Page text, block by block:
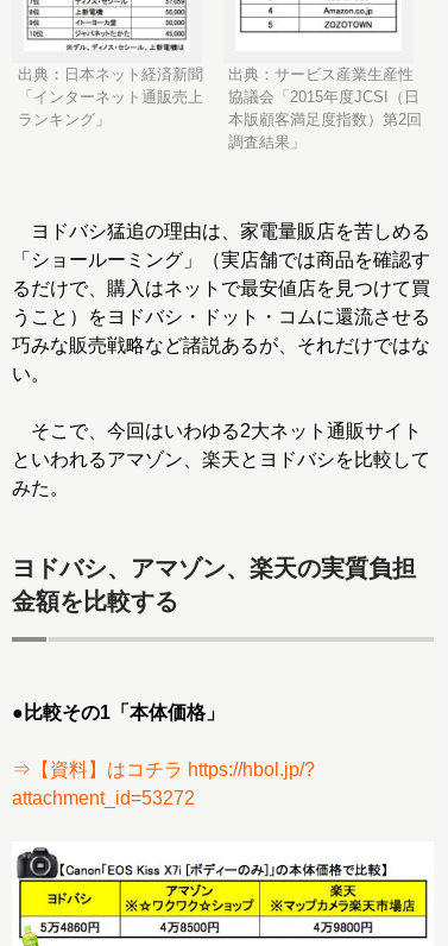
出典：日本ネット経済新聞
「インターネット通販売上
ランキング」
出典：サービス産業生産性
協議会「2015年度JCSI（日
本版顧客満足度指数）第2回
調査結果」
ヨドバシ猛追の理由は、家電量販店を苦しめる
「ショールーミング」（実店舗では商品を確認す
るだけで、購入はネットで最安値店を見つけて買
うこと）をヨドバシ・ドット・コムに還流させる
巧みな販売戦略など諸説あるが、それだけではな
い。
そこで、今回はいわゆる2大ネット通販サイト
といわれるアマゾン、楽天とヨドバシを比較して
みた。
ヨドバシ、アマゾン、楽天の実質負担
金額を比較する
●比較その1「本体価格」
⇒【資料】はコチラ https://hbol.jp/?
attachment_id=53272